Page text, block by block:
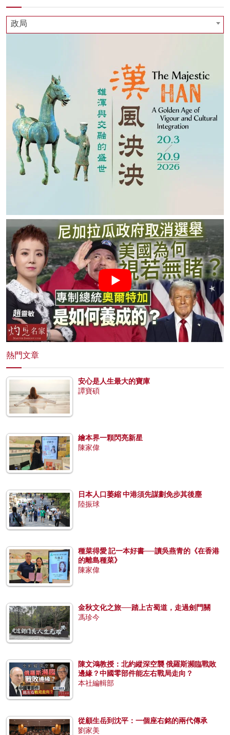
政局
熱門文章
安心是人生最大的寶庫
譚寶碩
繪本界一顆閃亮新星
陳家偉
日本人口萎縮 中港須先謀劃免步其後塵
陸振球
種菜得愛 記一本好書──讀吳燕青的《在香港
的離島種菜》
陳家偉
金秋文化之旅──踏上古蜀道，走過劍門關
馮珍今
陳文鴻教授：北約縱深空襲 俄羅斯瀕臨戰敗
邊緣？中國零部件能左右戰局走向？
本社編輯部
從顧生岳到沈平：一個座右銘的兩代傳承
劉家美